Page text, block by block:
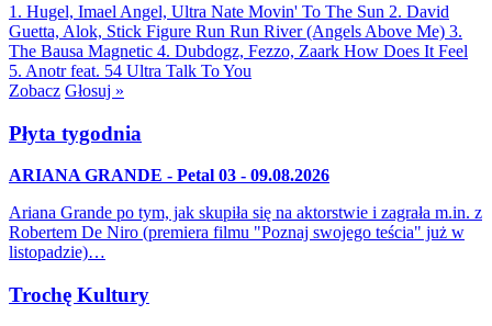
1. Hugel, Imael Angel, Ultra Nate Movin' To The Sun 2. David
Guetta, Alok, Stick Figure Run Run River (Angels Above Me) 3.
The Bausa Magnetic 4. Dubdogz, Fezzo, Zaark How Does It Feel
5. Anotr feat. 54 Ultra Talk To You
Zobacz Głosuj »
Płyta tygodnia
ARIANA GRANDE - Petal 03 - 09.08.2026
Ariana Grande po tym, jak skupiła się na aktorstwie i zagrała m.in. z
Robertem De Niro (premiera filmu "Poznaj swojego teścia" już w
listopadzie)…
Trochę Kultury